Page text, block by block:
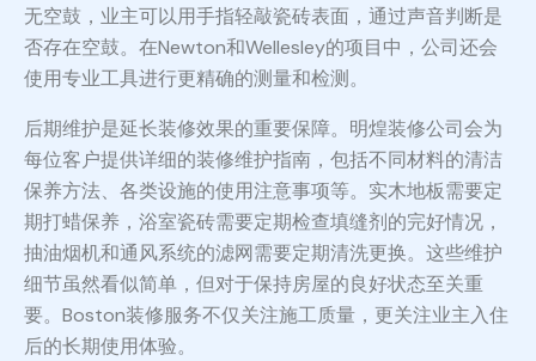
无空鼓，业主可以用手指轻敲瓷砖表面，通过声音判断是
否存在空鼓。在Newton和Wellesley的项目中，公司还会
使用专业工具进行更精确的测量和检测。
后期维护是延长装修效果的重要保障。明煌装修公司会为
每位客户提供详细的装修维护指南，包括不同材料的清洁
保养方法、各类设施的使用注意事项等。实木地板需要定
期打蜡保养，浴室瓷砖需要定期检查填缝剂的完好情况，
抽油烟机和通风系统的滤网需要定期清洗更换。这些维护
细节虽然看似简单，但对于保持房屋的良好状态至关重
要。Boston装修服务不仅关注施工质量，更关注业主入住
后的长期使用体验。